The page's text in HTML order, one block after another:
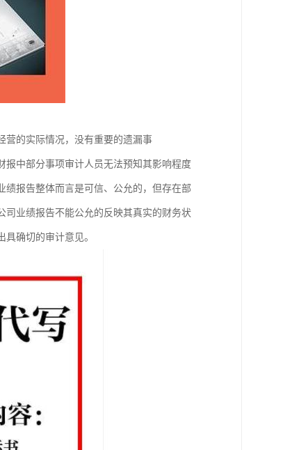
营的实际情况，没有重要的遗漏事
报中部分事项审计人员无法预知其影响程度
绩报告整体而言是可信、公允的，但存在部
司业绩报告不能公允的反映其真实的财务状
确切的审计意见。